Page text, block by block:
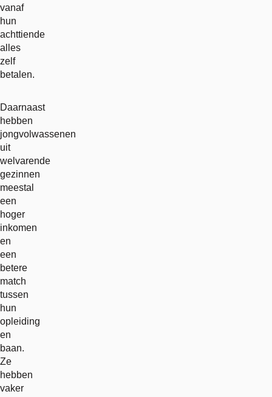
vanaf
hun
achttiende
alles
zelf
betalen.
Daarnaast
hebben
jongvolwassenen
uit
welvarende
gezinnen
meestal
een
hoger
inkomen
en
een
betere
match
tussen
hun
opleiding
en
baan.
Ze
hebben
vaker